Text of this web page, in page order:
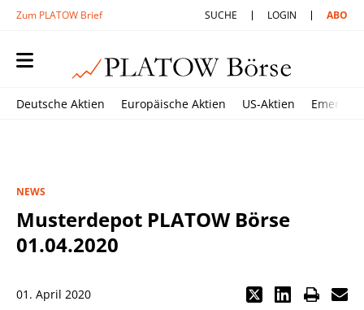
Zum PLATOW Brief SUCHE LOGIN ABO
Deutsche Aktien Europäische Aktien US-Aktien
NEWS
Musterdepot PLATOW Börse
01.04.2020
01. April 2020